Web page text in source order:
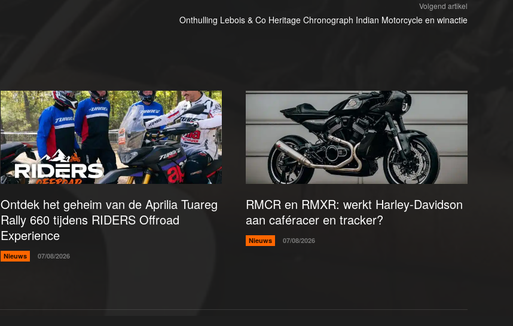
Volgend artikel
Onthulling Lebois & Co Heritage Chronograph Indian Motorcycle en winactie
Ontdek het geheim van de Aprilia Tuareg
Rally 660 tijdens RIDERS Offroad
Experience
Nieuws 07/08/2026
RMCR en RMXR: werkt Harley-Davidson
aan caféracer en tracker?
Nieuws 07/08/2026